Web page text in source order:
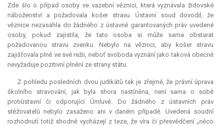
Zde šlo o případ osoby ve vazební věznici, která vyznávala židovské
náboženství a požadovala košer stravu. Ústavní soud dovodil, že
věznice nezasáhla do žádného z ústavně garantovaných práv uvedené
osoby, pokud zajistila, že tato osoba si může sama obstarat
požadovanou stravu zvenku. Nebylo na věznici, aby košer stravu
zajišťovala plně ve své režii, neboť svoboda vyznání jako taková obecně
nevyžaduje pozitivní plnění ze strany státu.
Z pohledu posledních dvou judikátů tak je zřejmé, že právní úprava
školního stravování, jak byla shora nastíněna, není sama o sobě
protiústavní či odporující Úmluvě. Do žádného z ústavních práv
stěžovatelů nebylo zasaženo ani v daném případě. Uvedená soudní
rozhodnutí totiž shodně vycházejí z teze, že víra či přesvědčení „něco